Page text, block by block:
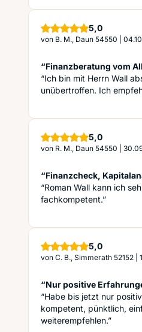
5,0Sterne
von B. M., Daun 54550
“Finanzberatung vom
“Ich bin mit Herrn Wall
unübertroffen. Ich
5,0Sterne
von R. M., Daun 54550
“Finanzcheck,
“Roman Wall kann ich
fachkompetent.”
5,0Sterne
von C. B., Simmerath 52152
“Nur positive
“Habe bis jetzt nur
kompetent, pünktlich,
weiterempfehlen.”